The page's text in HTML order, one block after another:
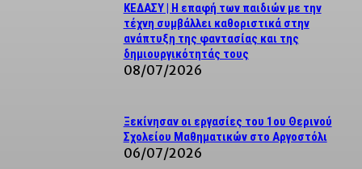
ΚΕΔΑΣΥ | Η επαφή των παιδιών με την
τέχνη συμβάλλει καθοριστικά στην
ανάπτυξη της φαντασίας και της
δημιουργικότητάς τους
08/07/2026
Ξεκίνησαν οι εργασίες του 1ου Θερινού
Σχολείου Μαθηματικών στο Αργοστόλι
06/07/2026